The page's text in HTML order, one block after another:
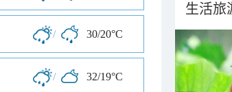
/ 30/20°C
/ 32/19°C
生活旅